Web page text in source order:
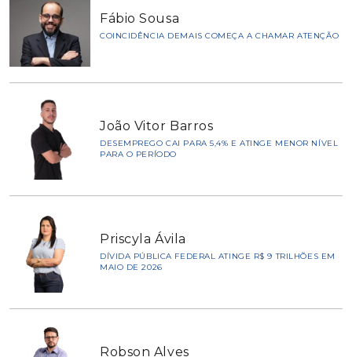
Fábio Sousa
COINCIDÊNCIA DEMAIS COMEÇA A CHAMAR ATENÇÃO
João Vitor Barros
DESEMPREGO CAI PARA 5,4% E ATINGE MENOR NÍVEL
PARA O PERÍODO
Priscyla Ávila
DÍVIDA PÚBLICA FEDERAL ATINGE R$ 9 TRILHÕES EM
MAIO DE 2026
Robson Alves